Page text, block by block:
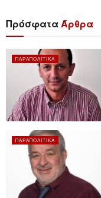
ΠρόσφαταΆρθρα
ΠΑΡΑΠΟΛΙΤΙΚΆ
ΠΑΡΑΠΟΛΙΤΙΚΆ